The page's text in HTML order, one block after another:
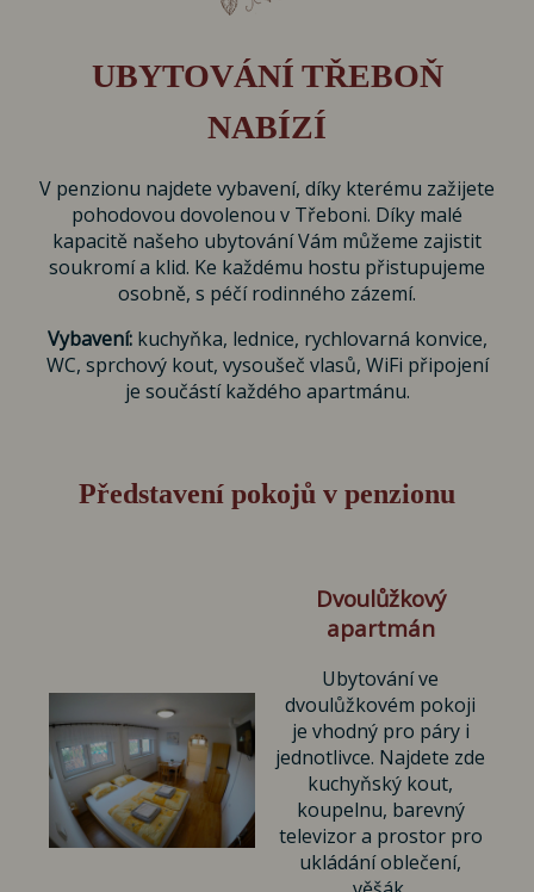
UBYTOVÁNÍ TŘEBOŇ
NABÍZÍ
V penzionu najdete vybavení, díky kterému zažijete
pohodovou dovolenou v Třeboni. Díky malé
kapacitě našeho ubytování Vám můžeme zajistit
soukromí a klid. Ke každému hostu přistupujeme
osobně, s péčí rodinného zázemí.
Vybavení:kuchyňka, lednice, rychlovarná konvice,
WC, sprchový kout, vysoušeč vlasů, WiFi připojení
je součástí každého apartmánu.
Představení pokojů v penzionu
Dvoulůžkový
apartmán
Ubytování ve
dvoulůžkovém pokoji
je vhodný pro páry i
jednotlivce. Najdete zde
kuchyňský kout,
koupelnu, barevný
televizor a prostor pro
ukládání oblečení,